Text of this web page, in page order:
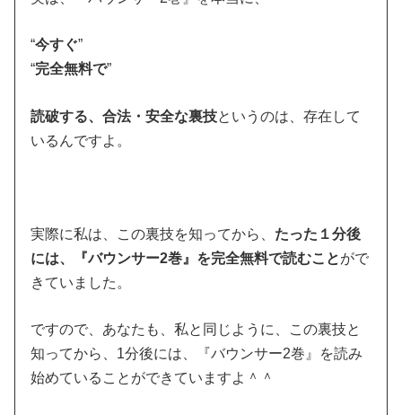
“今すぐ”
“完全無料で”
読破する、合法・安全な裏技というのは、存在して
いるんですよ。
実際に私は、この裏技を知ってから、 たった１分後
には、『バウンサー2巻』を完全無料で読むことがで
きていました。
ですので、あなたも、私と同じように、この裏技と
知ってから、1分後には、『バウンサー2巻』を読み
始めていることができていますよ＾＾